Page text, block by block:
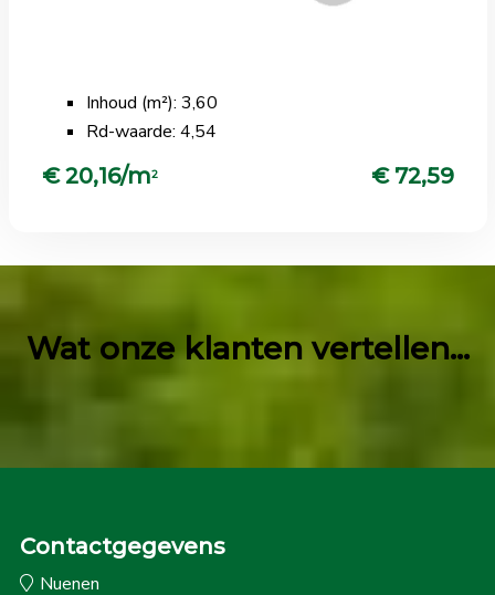
Inhoud (m²): 3,60
Rd-waarde: 4,54
€ 20,16/m2 € 72,59
Wat onze klanten vertellen...
Contactgegevens
Nuenen